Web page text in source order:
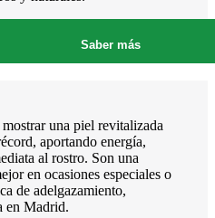
Saber más